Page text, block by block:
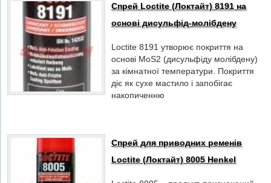
Спрей Loctite (Локтайт) 8191 на
основі дисульфід-молібдену
Loctite 8191 утворює покриття на
основі MoS2 (дисульфіду молібдену)
за кімнатної температури. Покриття
діє як сухе мастило і запобігає
накопиченню
Спрей для приводних ременів
Loctite (Локтайт) 8005 Henkel